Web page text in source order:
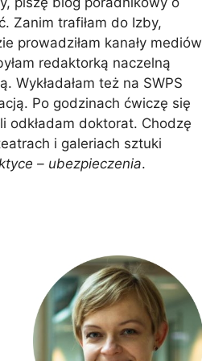
Zanim trafiłam do Izby,
prowadziłam kanały mediów
redaktorką naczelną
Wykładałam też na SWPS
Po godzinach ćwiczę się
odkładam doktorat. Chodzę
i galeriach sztuki
– ubezpieczenia.